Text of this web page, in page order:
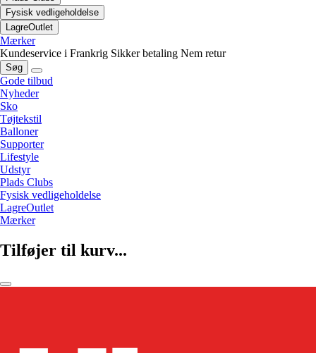
Fysisk vedligeholdelse
LagreOutlet
Mærker
Kundeservice i Frankrig Sikker betaling Nem retur
Søg
Gode tilbud
Nyheder
Sko
Tøjtekstil
Balloner
Supporter
Lifestyle
Udstyr
Plads Clubs
Fysisk vedligeholdelse
LagreOutlet
Mærker
Tilføjer til kurv...